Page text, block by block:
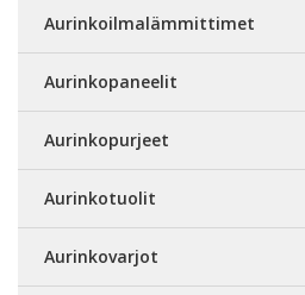
Aurinkoilmalämmittimet
Aurinkopaneelit
Aurinkopurjeet
Aurinkotuolit
Aurinkovarjot